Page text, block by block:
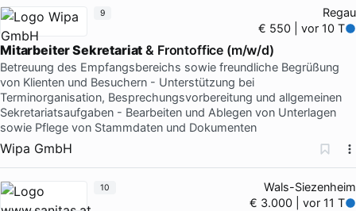
Regau
€ 550 | vor 10 T
Mitarbeiter Sekretariat & Frontoffice (m/w/d)
Betreuung des Empfangsbereichs sowie freundliche Begrüßung
von Klienten und Besuchern - Unterstützung bei
Terminorganisation, Besprechungsvorbereitung und allgemeinen
Sekretariatsaufgaben - Bearbeiten und Ablegen von Unterlagen
sowie Pflege von Stammdaten und Dokumenten
Wipa GmbH
9
Wals-Siezenheim
€ 3.000 | vor 11 T
10